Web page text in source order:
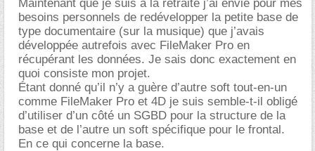
Maintenant que je suis à la retraite j’ai envie pour mes
besoins personnels de redévelopper la petite base de
type documentaire (sur la musique) que j’avais
développée autrefois avec FileMaker Pro en
récupérant les données. Je sais donc exactement en
quoi consiste mon projet.
Étant donné qu’il n’y a guère d’autre soft tout-en-un
comme FileMaker Pro et 4D je suis semble-t-il obligé
d’utiliser d’un côté un SGBD pour la structure de la
base et de l’autre un soft spécifique pour le frontal.
En ce qui concerne la base.